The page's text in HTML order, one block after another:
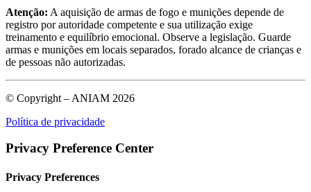
Atenção: A aquisição de armas de fogo e munições depende de
registro por autoridade competente e sua utilização exige
treinamento e equilíbrio emocional. Observe a legislação. Guarde
armas e munições em locais separados, forado alcance de crianças e
de pessoas não autorizadas.
© Copyright – ANIAM 2026
Política de privacidade
Privacy Preference Center
Privacy Preferences